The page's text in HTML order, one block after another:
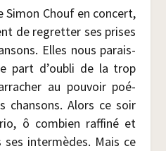
Simon Chouf en concert,
de regret­ter ses prises
Elles nous parais­
part d’oubli de la trop
au pou­voir poé­
chan­sons. Alors ce soir
ô com­bien raf­fi­né et
inter­mèdes. Mais ce